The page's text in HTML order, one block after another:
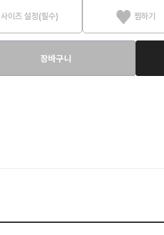
사이즈 설정(필수) 찜하기
장바구니